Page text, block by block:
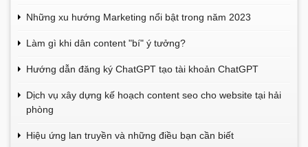
Những xu hướng Marketing nổi bật trong năm 2023
Làm gì khi dân content "bí" ý tưởng?
Hướng dẫn đăng ký ChatGPT tạo tài khoản ChatGPT
Dịch vụ xây dựng kế hoạch content seo cho website tại hải
phòng
Hiệu ứng lan truyền và những điều bạn cần biết